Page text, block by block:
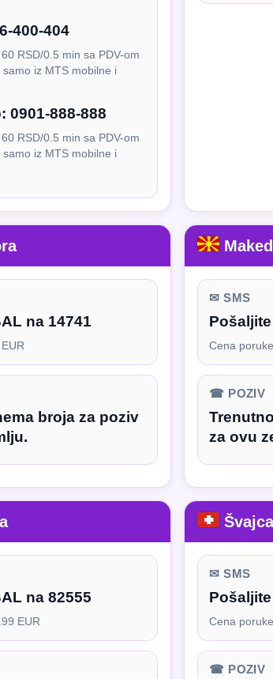
400-404
RSD/0.5 min sa PDV-om
samo iz MTS mobilne i
0901-888-888
RSD/0.5 min sa PDV-om
samo iz MTS mobilne i
na 14741
broja za poziv
✉ SMS
Cena
☎ POZIV
za ovu
na 82555
EUR
✉ SMS
Cena
☎ POZIV